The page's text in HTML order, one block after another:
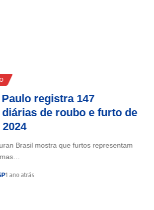
registra 147
de roubo e furto de
Brasil mostra que furtos representam
1 ano atrás